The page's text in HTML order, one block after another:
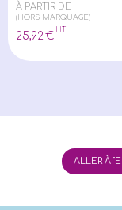
À PARTIR DE
(HORS MARQUAGE)
25,92 €
HT
ALLER À